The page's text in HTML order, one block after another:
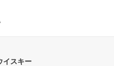
イスキー